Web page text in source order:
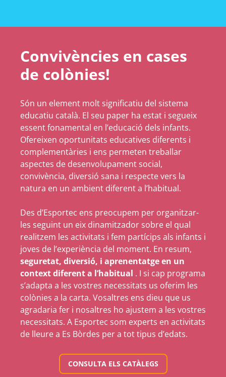
Convivències en cases
de colònies!
Són un element molt significatiu del sistema
educatiu català. El seu paper ha estat i segueix
essent fonamental en l’educació dels infants.
Ofereixen oportunitats educatives diferents i
complementàries i ens permeten treballar
aspectes de desenvolupament social,
convivència, diversió sana i respecte vers la
natura en un ambient diferent a l’habitual.
Des d’Esportec ens preocupem per organitzar-
les seguint un eix dinamitzador sobre el qual
realitzem les activitats i fem partícips als infants i
joves de l’experiència del moment. En resum,
seguretat, diversió, i aprenentatge en un
context diferent a l’habitual . I si cap programa
s’adapta a les vostres necessitats us oferim les
colònies a la carta. Vosaltres ens dieu que us
agradaria fer i nosaltres ho ajustem a les vostres
necessitats. A Esportec som experts en activitats
de lleure a Es Bòrdes per a tot tipus d’edats.
CONSULTA ELS CATÀLEGS